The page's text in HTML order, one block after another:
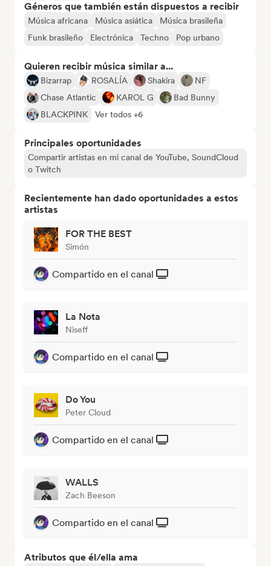
Géneros que también están dispuestos a recibir
Música africana Música asiática
Música brasileña
Funk brasileño
Electrónica Techno Pop urbano
Quieren recibir música similar a...
Bizarrap ROSALÍA Shakira
NF
Chase Atlantic
KAROL G
Bad Bunny
BLACKPINK
Ver todos +6
Principales oportunidades
Compartir artistas en mi canal de YouTube, SoundCloud
o Twitch
Recientemente han dado oportunidades a estos
artistas
FOR THE BEST
Simón
Compartido en el canal
La Nota
Niseff
Compartido en el canal
Do You
Peter Cloud
Compartido en el canal
WALLS
Zach Beeson
Compartido en el canal
Atributos que él/ella ama